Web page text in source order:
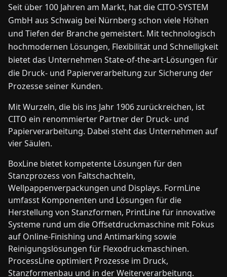
KONTAKT
ZU
UNS
Seit über 100 Jahren am Markt, hat die CITO-SYSTEM
GmbH aus Schwaig bei Nürnberg schon viele Höhen
und Tiefen der Branche gemeistert. Mit technologisch
hochmodernen Lösungen, Flexibilität und Schnelligkeit
bietet das Unternehmen State-of-the-art-Lösungen für
die Druck- und Papierverarbeitung zur Sicherung der
Prozesse seiner Kunden.
Mit Wurzeln, die bis ins Jahr 1906 zurückreichen, ist
CITO ein renommierter Partner der Druck- und
Papierverarbeitung. Dabei steht das Unternehmen auf
vier Säulen.
BoxLine bietet kompetente Lösungen für den
Stanzprozess von Faltschachteln,
Wellpappenverpackungen und Displays. FormLine
umfasst Komponenten und Lösungen für die
Herstellung von Stanzformen, PrintLine für innovative
Systeme rund um die Offsetdruckmaschine mit Fokus
auf Online-Finishing und Antimarking sowie
Reinigungslösungen für Flexodruckmaschinen.
ProcessLine optimiert Prozesse im Druck,
Stanzformenbau und in der Weiterverarbeitung.